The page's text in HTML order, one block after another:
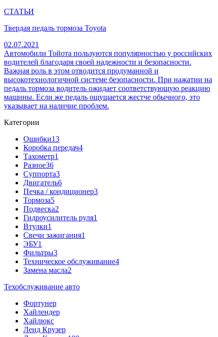
СТАТЬИ
Твердая педаль тормоза Toyota
02.07.2021
Автомобили Тойота пользуются популярностью у российских
водителей благодаря своей надежности и безопасности.
Важная роль в этом отводится продуманной и
высокотехнологичной системе безопасности. При нажатии на
педаль тормоза водитель ожидает соответствующую реакцию
машины. Если же педаль ощущается жестче обычного, это
указывает на наличие проблем.
Категории
Ошибки13
Коробка передач4
Тахометр1
Разное36
Cуппорта3
Двигатель6
Печка / кондиционер3
Тормоза5
Подвеска2
Гидроусилитель руля1
Втулки1
Свечи зажигания1
ЭБУ1
Фильтры3
Техническое обслуживание4
Замена масла2
Техобслуживание авто
Фортунер
Хайлендер
Хайлюкс
Ленд Крузер